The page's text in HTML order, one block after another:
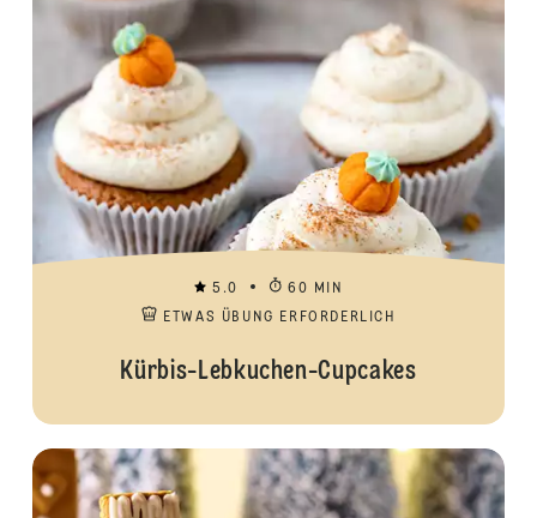
5.0
60 MIN
ETWAS ÜBUNG ERFORDERLICH
Kürbis-Lebkuchen-Cupcakes